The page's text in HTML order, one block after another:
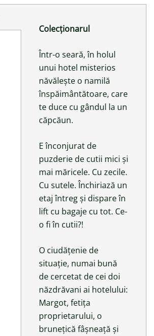
Colecționarul
Într-o seară, în holul
unui hotel misterios
năvălește o namilă
înspăimântătoare, care
te duce cu gândul la un
căpcăun.
E înconjurat de
puzderie de cutii mici și
mai măricele. Cu zecile.
Cu sutele. Închiriază un
etaj întreg și dispare în
lift cu bagaje cu tot. Ce-
o fi în cutii?!
O ciudățenie de
situație, numai bună
de cercetat de cei doi
năzdrăvani ai hotelului:
Margot, fetița
proprietarului, o
brunețică fâșneață și